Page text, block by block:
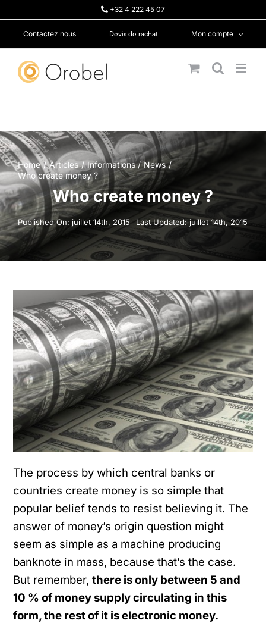
+32 4 222 45 07
Contactez nous Devis de rachat Mon compte
Home Articles Informations
News
Who create money ?
Who create money ?
Published On: juillet 14th, 2015 Last Updated: juillet 14th, 2015
The process by which central banks or
countries create money is so simple that
popular belief tends to resist believing it. The
answer of money’s origin question might
seem as simple as a machine producing
banknote in mass, because that’s the case.
But remember,there is only between 5 and
10 % of money supply circulating in this
form, the rest of it is electronic money.